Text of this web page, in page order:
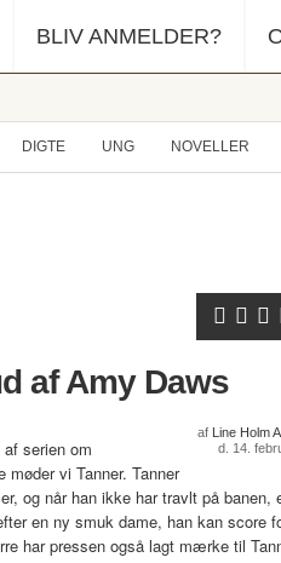
BLIV ANMELDER?
DIGTE UNG NOVELLER
af Amy Daws
af Line Holm
d. 14.
serien om
møder vi Tanner. Tanner
og når han ikke har travlt på banen,
en ny smuk dame, han kan score
har pressen også lagt mærke til